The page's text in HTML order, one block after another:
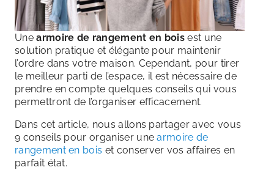
Unearmoire de rangement en boisest une
solution pratique et élégante pour maintenir
l’ordre dans votre maison. Cependant, pour tirer
le meilleur parti de l’espace, il est nécessaire de
prendre en compte quelques conseils qui vous
permettront de l’organiser efficacement.
Dans cet article, nous allons partager avec vous
9 conseils pour organiser unearmoire de
rangement en bois et conserver vos affaires en
parfait état.